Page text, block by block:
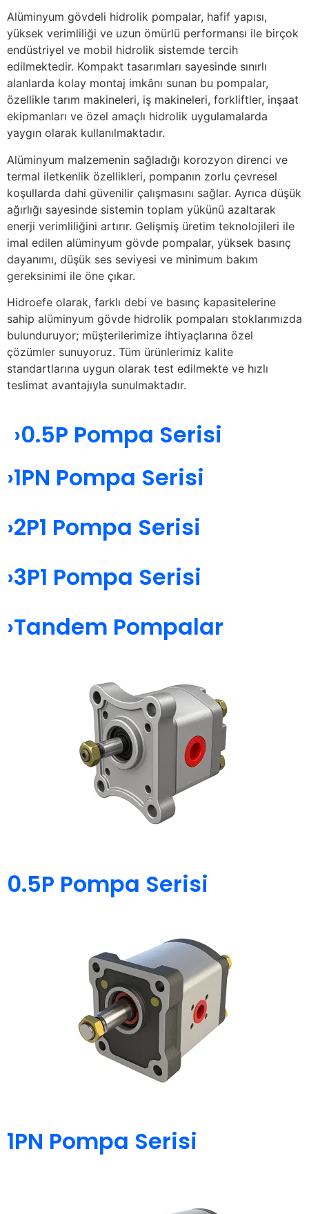
Alüminyum gövdeli hidrolik pompalar, hafif yapısı,
yüksek verimliliği ve uzun ömürlü performansı ile birçok
endüstriyel ve mobil hidrolik sistemde tercih
edilmektedir. Kompakt tasarımları sayesinde sınırlı
alanlarda kolay montaj imkânı sunan bu pompalar,
özellikle tarım makineleri, iş makineleri, forkliftler, inşaat
ekipmanları ve özel amaçlı hidrolik uygulamalarda
yaygın olarak kullanılmaktadır.
Alüminyum malzemenin sağladığı korozyon direnci ve
termal iletkenlik özellikleri, pompanın zorlu çevresel
koşullarda dahi güvenilir çalışmasını sağlar. Ayrıca düşük
ağırlığı sayesinde sistemin toplam yükünü azaltarak
enerji verimliliğini artırır. Gelişmiş üretim teknolojileri ile
imal edilen alüminyum gövde pompalar, yüksek basınç
dayanımı, düşük ses seviyesi ve minimum bakım
gereksinimi ile öne çıkar.
Hidroefe olarak, farklı debi ve basınç kapasitelerine
sahip alüminyum gövde hidrolik pompaları stoklarımızda
bulunduruyor; müşterilerimize ihtiyaçlarına özel
çözümler sunuyoruz. Tüm ürünlerimiz kalite
standartlarına uygun olarak test edilmekte ve hızlı
teslimat avantajıyla sunulmaktadır.
›0.5P Pompa Serisi
›1PN Pompa Serisi
›2P1 Pompa Serisi
›3P1 Pompa Serisi
›Tandem Pompalar
0.5P Pompa Serisi
1PN Pompa Serisi